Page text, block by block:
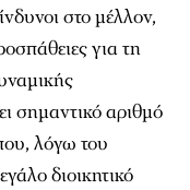
στο μέλλον,
για τη
σημαντικό αριθμό
λόγω του
διοικητικό